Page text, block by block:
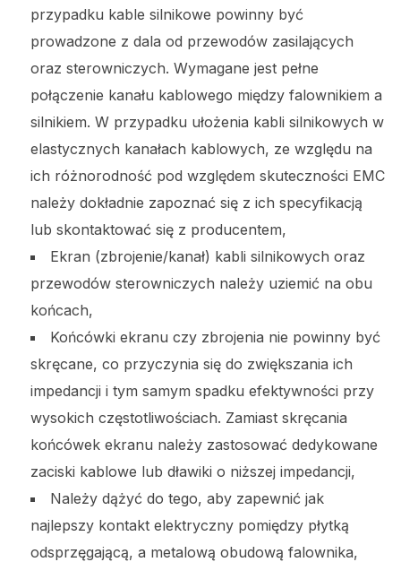
przypadku kable silnikowe powinny być
prowadzone z dala od przewodów zasilających
oraz sterowniczych. Wymagane jest pełne
połączenie kanału kablowego między falownikiem a
silnikiem. W przypadku ułożenia kabli silnikowych w
elastycznych kanałach kablowych, ze względu na
ich różnorodność pod względem skuteczności EMC
należy dokładnie zapoznać się z ich specyfikacją
lub skontaktować się z producentem,
Ekran (zbrojenie/kanał) kabli silnikowych oraz
przewodów sterowniczych należy uziemić na obu
końcach,
Końcówki ekranu czy zbrojenia nie powinny być
skręcane, co przyczynia się do zwiększania ich
impedancji i tym samym spadku efektywności przy
wysokich częstotliwościach. Zamiast skręcania
końcówek ekranu należy zastosować dedykowane
zaciski kablowe lub dławiki o niższej impedancji,
Należy dążyć do tego, aby zapewnić jak
najlepszy kontakt elektryczny pomiędzy płytką
odsprzęgającą, a metalową obudową falownika,